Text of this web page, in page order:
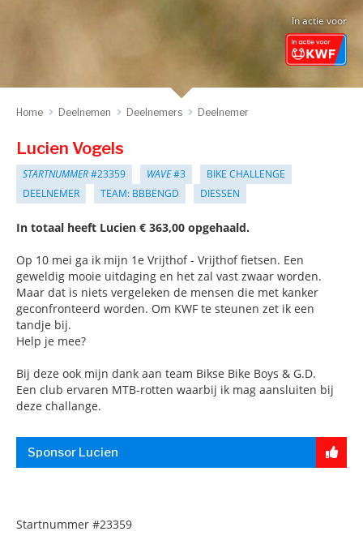
In actie voor
Home Deelnemen Deelnemers Deelnemer
Lucien Vogels
STARTNUMMER#23359 WAVE#3
BIKE CHALLENGE
DEELNEMER
TEAM: BBBENGD DIESSEN
In totaal heeft Lucien € 363,00 opgehaald.
Op 10 mei ga ik mijn 1e Vrijthof - Vrijthof fietsen. Een
geweldig mooie uitdaging en het zal vast zwaar worden.
Maar dat is niets vergeleken de mensen die met kanker
geconfronteerd worden. Om KWF te steunen zet ik een
tandje bij.
Help je mee?
Bij deze ook mijn dank aan team Bikse Bike Boys & G.D.
Een club ervaren MTB-rotten waarbij ik mag aansluiten bij
deze challange.
Sponsor Lucien
Startnummer #23359